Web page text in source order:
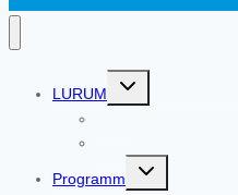
LURUM
Untermenü
Programm
Untermenü